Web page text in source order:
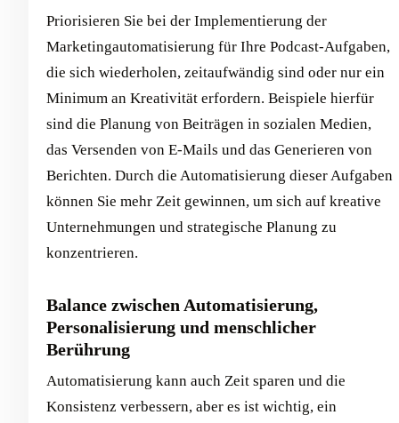
Priorisieren Sie bei der Implementierung der
Marketingautomatisierung für Ihre Podcast-Aufgaben,
die sich wiederholen, zeitaufwändig sind oder nur ein
Minimum an Kreativität erfordern. Beispiele hierfür
sind die Planung von Beiträgen in sozialen Medien,
das Versenden von E-Mails und das Generieren von
Berichten. Durch die Automatisierung dieser Aufgaben
können Sie mehr Zeit gewinnen, um sich auf kreative
Unternehmungen und strategische Planung zu
konzentrieren.
Balance zwischen Automatisierung,
Personalisierung und menschlicher
Berührung
Automatisierung kann auch Zeit sparen und die
Konsistenz verbessern, aber es ist wichtig, ein